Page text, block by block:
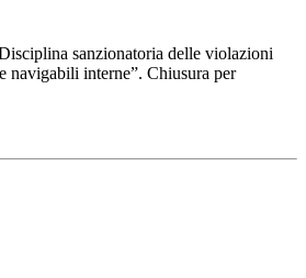
sanzionatoria delle violazioni
navigabili interne”. Chiusura per